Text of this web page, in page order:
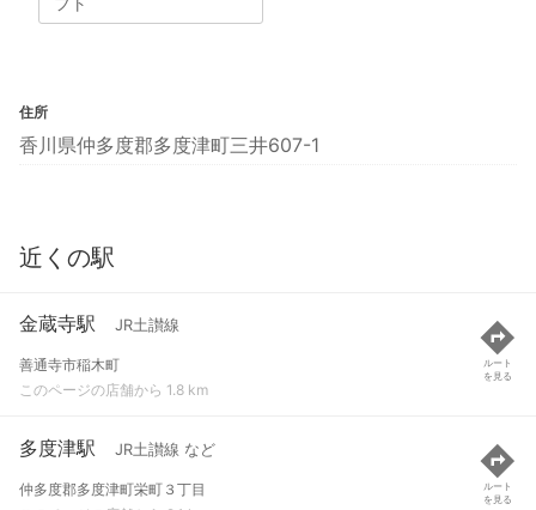
住所
香川県仲多度郡多度津町三井607-1
近くの駅
金蔵寺駅 JR土讃線
善通寺市稲木町
このページの店舗から 1.8 km
ルート
を見る
多度津駅 JR土讃線 など
仲多度郡多度津町栄町３丁目
ルート
を見る